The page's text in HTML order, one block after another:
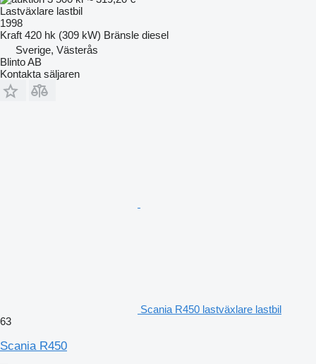
Lastväxlare lastbil
1998
Kraft 420 hk (309 kW) Bränsle diesel
Sverige, Västerås
Blinto AB
Kontakta säljaren
Scania R450 lastväxlare lastbil
63
Scania R450